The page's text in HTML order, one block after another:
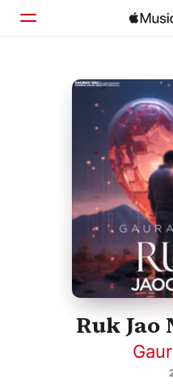
Startseite
Entdecken
Suchen
Ruk Jao